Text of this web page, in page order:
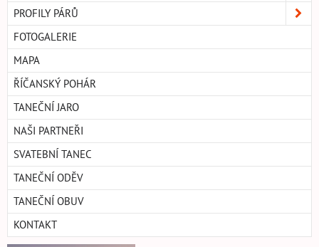
PROFILY PÁRŮ
FOTOGALERIE
MAPA
ŘÍČANSKÝ POHÁR
TANEČNÍ JARO
NAŠI PARTNEŘI
SVATEBNÍ TANEC
TANEČNÍ ODĚV
TANEČNÍ OBUV
KONTAKT